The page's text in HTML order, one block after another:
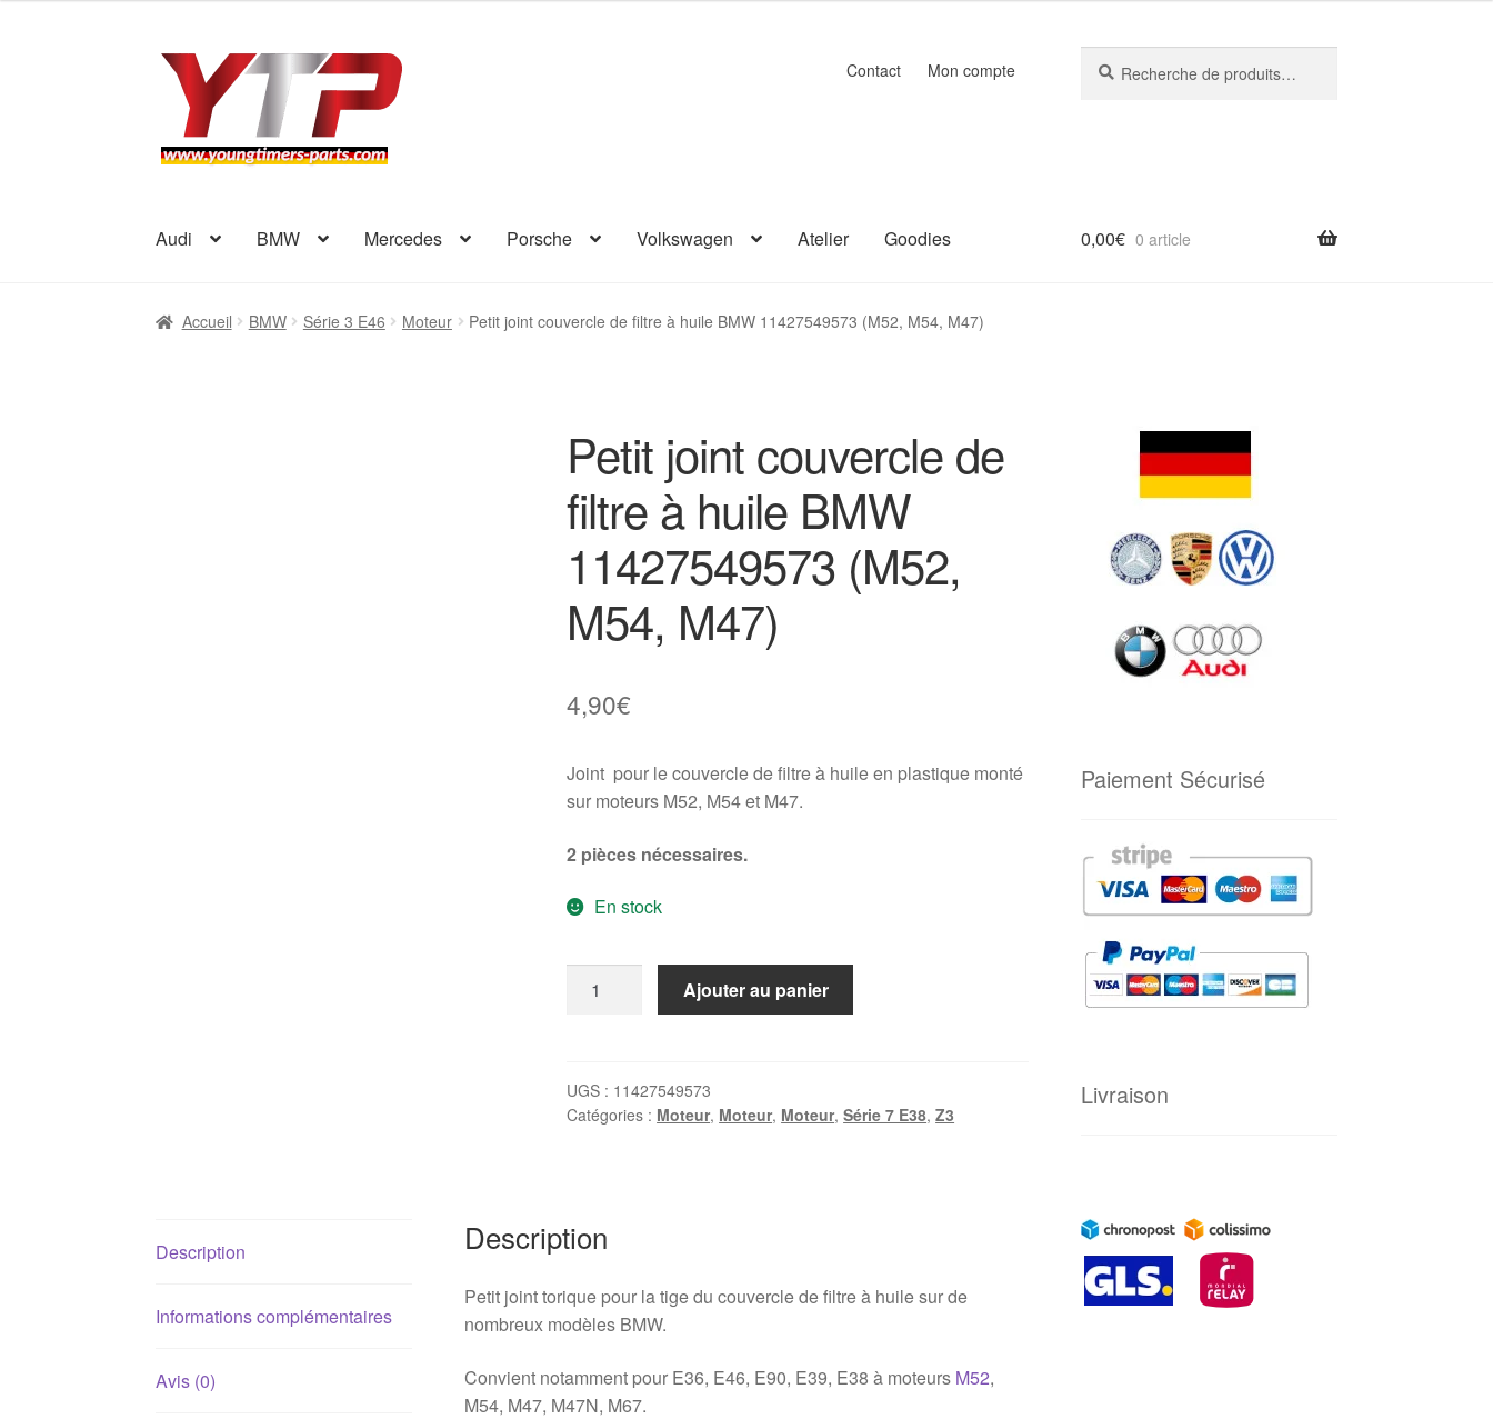
Aller
navigation
Aller
contenu
Contact Mon compte
pour :
Audi BMW Mercedes Porsche Volkswagen Atelier Goodies 0,00€ 0 article
Accueil BMW Série 3 E46 Moteur Petit joint couvercle de filtre à huile BMW 11427549573 (M52, M54, M47)
Petit joint couvercle de
filtre à huile BMW
11427549573 (M52,
M54, M47)
4,90€
Joint pour le couvercle de filtre à huile en plastique monté
sur moteurs M52, M54 et M47.
2 pièces nécessaires.
En stock
couvercle
de
BMW
11427549573
M54,
M47)
Ajouter au panier
UGS : 11427549573
Catégories : Moteur, Moteur, Moteur,Série 7 E38,Z3
Description
Informations complémentaires
Avis (0)
Description
Petit joint torique pour la tige du couvercle de filtre à huile sur de
nombreux modèles BMW.
Convient notamment pour E36, E46, E90, E39, E38 à moteurs M52,
M54, M47, M47N, M67.
Paiement Sécurisé
Livraison